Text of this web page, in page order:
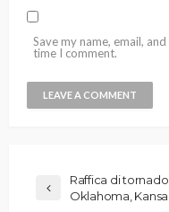
Save my name, email,
time I comment.
Raffica di
Oklahoma,